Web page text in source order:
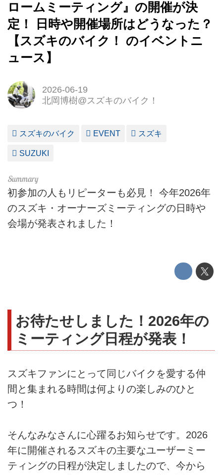
ロームミーティング』の開催が決
定！ 日時や開催場所はどうなった？
【スズキのバイク！ のイベントニ
ュース】
2026-06-19
北岡博樹@スズキのバイク！
スズキのバイク EVENT スズキ
SUZUKI
初参加の人もリピーターも必見！ 今年2026年
のスズキ・オーナーズミーティングの日時や
会場が発表されました！
お待たせしました！2026年の
ミーティング日程が発表！
スズキファンにとって同じバイクを愛する仲
間と集まれる時間は何よりの楽しみのひと
つ！
そんなみなさんに心躍るお知らせです。2026
年に開催されるスズキの主要なユーザーミー
ティングの日程が決定しましたので、今から